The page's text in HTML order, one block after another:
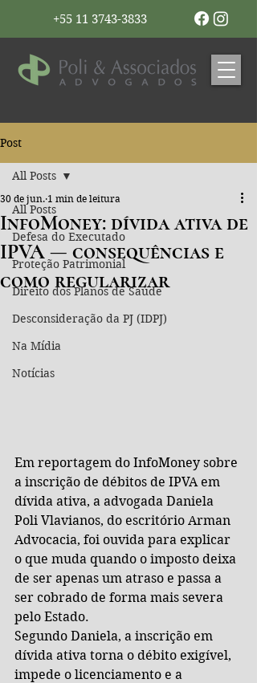
+55 11 3743-3833
Post
All Posts
Defesa do Executado
Proteção Patrimonial
Direito dos Planos de Saúde
Desconsideração da PJ (IDPJ)
Na Mídia
Notícias
All Posts
InfoMoney: dívida ativa de
IPVA — consequências e
como regularizar
30 de jun. 1 min de leitura
Em reportagem do InfoMoney sobre
a inscrição de débitos de IPVA em
dívida ativa, a advogada Daniela
Poli Vlavianos, do escritório Arman
Advocacia, foi ouvida para explicar
o que muda quando o imposto deixa
de ser apenas um atraso e passa a
ser cobrado de forma mais severa
pelo Estado.
Segundo Daniela, a inscrição em
dívida ativa torna o débito exigível,
impede o licenciamento e a